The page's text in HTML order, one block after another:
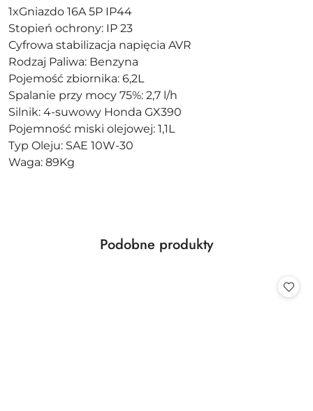
1xGniazdo 16A 5P IP44
Stopień ochrony: IP 23
Cyfrowa stabilizacja napięcia AVR
Rodzaj Paliwa: Benzyna
Pojemość zbiornika: 6,2L
Spalanie przy mocy 75%: 2,7 l/h
Silnik: 4-suwowy Honda GX390
Pojemność miski olejowej: 1,1L
Typ Oleju: SAE 10W-30
Waga: 89Kg
Pomiń karuzelę produktów
Produkty
Podobne produkty